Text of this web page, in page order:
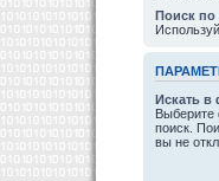
Поиск по
Искать в
Выберите
поиск.
вы не